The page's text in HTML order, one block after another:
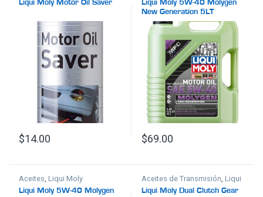
Liqui Moly Motor Oil Saver
$14.00
Liqui Moly 5W-40 Molygen
New Generation 5LT
$69.00
Aceites,Liqui Moly
Liqui Moly 5W-40 Molygen
Aceites de Transmisión,Liqui
Moly
Liqui Moly Dual Clutch Gear